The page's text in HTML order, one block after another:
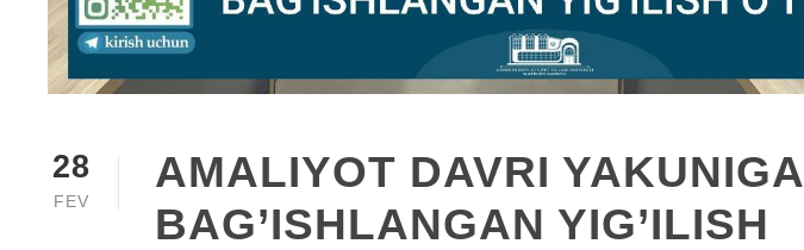
28
FEV
AMALIYOT DAVRI YAKUNIGA
BAG’ISHLANGAN YIG’ILISH